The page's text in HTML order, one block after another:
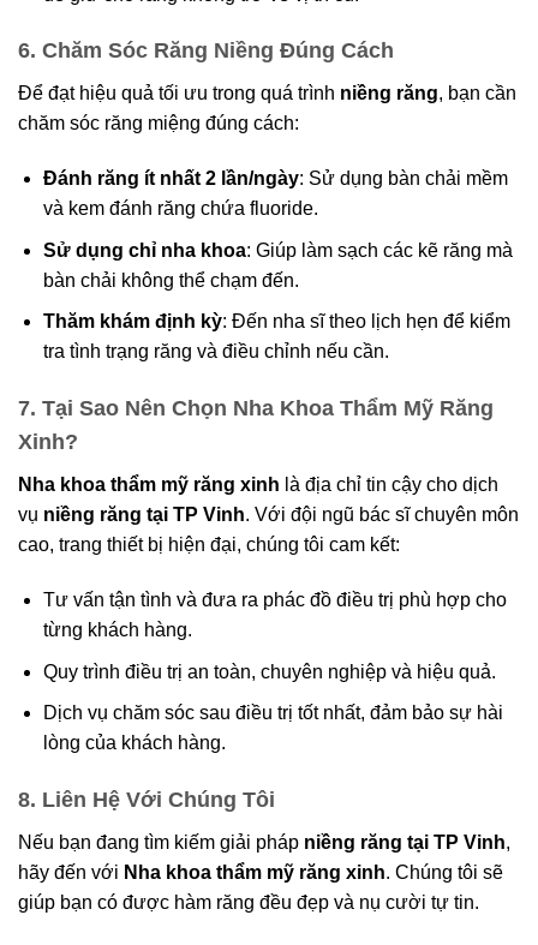
6. Chăm Sóc Răng Niềng Đúng Cách
Để đạt hiệu quả tối ưu trong quá trình niềng răng, bạn cần
chăm sóc răng miệng đúng cách:
Đánh răng ít nhất 2 lần/ngày: Sử dụng bàn chải mềm
và kem đánh răng chứa fluoride.
Sử dụng chỉ nha khoa: Giúp làm sạch các kẽ răng mà
bàn chải không thể chạm đến.
Thăm khám định kỳ: Đến nha sĩ theo lịch hẹn để kiểm
tra tình trạng răng và điều chỉnh nếu cần.
7. Tại Sao Nên Chọn Nha Khoa Thẩm Mỹ Răng
Xinh?
Nha khoa thẩm mỹ răng xinh là địa chỉ tin cậy cho dịch
vụ niềng răng tại TP Vinh. Với đội ngũ bác sĩ chuyên môn
cao, trang thiết bị hiện đại, chúng tôi cam kết:
Tư vấn tận tình và đưa ra phác đồ điều trị phù hợp cho
từng khách hàng.
Quy trình điều trị an toàn, chuyên nghiệp và hiệu quả.
Dịch vụ chăm sóc sau điều trị tốt nhất, đảm bảo sự hài
lòng của khách hàng.
8. Liên Hệ Với Chúng Tôi
Nếu bạn đang tìm kiếm giải pháp niềng răng tại TP Vinh,
hãy đến với Nha khoa thẩm mỹ răng xinh. Chúng tôi sẽ
giúp bạn có được hàm răng đều đẹp và nụ cười tự tin.